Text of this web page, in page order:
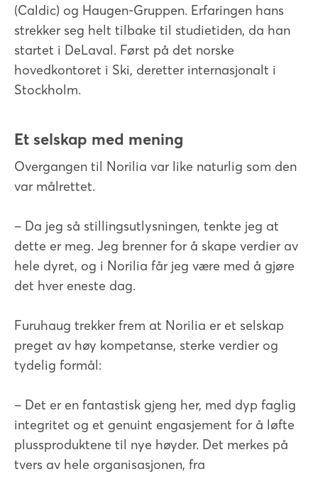
(Caldic) og Haugen-Gruppen. Erfaringen hans
strekker seg helt tilbake til studietiden, da han
startet i DeLaval. Først på det norske
hovedkontoret i Ski, deretter internasjonalt i
Stockholm.
Et selskap med mening
Overgangen til Norilia var like naturlig som den
var målrettet.
– Da jeg så stillingsutlysningen, tenkte jeg at
dette er meg. Jeg brenner for å skape verdier av
hele dyret, og i Norilia får jeg være med å gjøre
det hver eneste dag.
Furuhaug trekker frem at Norilia er et selskap
preget av høy kompetanse, sterke verdier og
tydelig formål:
– Det er en fantastisk gjeng her, med dyp faglig
integritet og et genuint engasjement for å løfte
plussproduktene til nye høyder. Det merkes på
tvers av hele organisasjonen, fra